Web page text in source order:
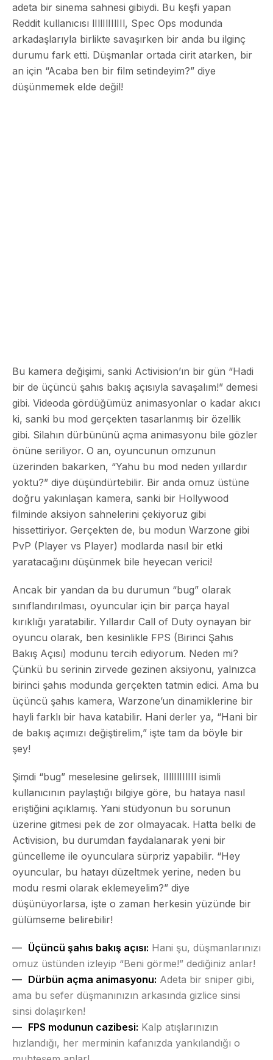
adeta bir sinema sahnesi gibiydi. Bu keşfi yapan
Reddit kullanıcısı lIllIlIIlIIl, Spec Ops modunda
arkadaşlarıyla birlikte savaşırken bir anda bu ilginç
durumu fark etti. Düşmanlar ortada cirit atarken, bir
an için “Acaba ben bir film setindeyim?” diye
düşünmemek elde değil!
Bu kamera değişimi, sanki Activision’ın bir gün “Hadi
bir de üçüncü şahıs bakış açısıyla savaşalım!” demesi
gibi. Videoda gördüğümüz animasyonlar o kadar akıcı
ki, sanki bu mod gerçekten tasarlanmış bir özellik
gibi. Silahın dürbününü açma animasyonu bile gözler
önüne seriliyor. O an, oyuncunun omzunun
üzerinden bakarken, “Yahu bu mod neden yıllardır
yoktu?” diye düşündürtebilir. Bir anda omuz üstüne
doğru yakınlaşan kamera, sanki bir Hollywood
filminde aksiyon sahnelerini çekiyoruz gibi
hissettiriyor. Gerçekten de, bu modun Warzone gibi
PvP (Player vs Player) modlarda nasıl bir etki
yaratacağını düşünmek bile heyecan verici!
Ancak bir yandan da bu durumun “bug” olarak
sınıflandırılması, oyuncular için bir parça hayal
kırıklığı yaratabilir. Yıllardır Call of Duty oynayan bir
oyuncu olarak, ben kesinlikle FPS (Birinci Şahıs
Bakış Açısı) modunu tercih ediyorum. Neden mi?
Çünkü bu serinin zirvede gezinen aksiyonu, yalnızca
birinci şahıs modunda gerçekten tatmin edici. Ama bu
üçüncü şahıs kamera, Warzone’un dinamiklerine bir
hayli farklı bir hava katabilir. Hani derler ya, “Hani bir
de bakış açımızı değiştirelim,” işte tam da böyle bir
şey!
Şimdi “bug” meselesine gelirsek, lIllIlIIlIIl isimli
kullanıcının paylaştığı bilgiye göre, bu hataya nasıl
eriştiğini açıklamış. Yani stüdyonun bu sorunun
üzerine gitmesi pek de zor olmayacak. Hatta belki de
Activision, bu durumdan faydalanarak yeni bir
güncelleme ile oyunculara sürpriz yapabilir. “Hey
oyuncular, bu hatayı düzeltmek yerine, neden bu
modu resmi olarak eklemeyelim?” diye
düşünüyorlarsa, işte o zaman herkesin yüzünde bir
gülümseme belirebilir!
Üçüncü şahıs bakış açısı: Hani şu, düşmanlarınızı
omuz üstünden izleyip “Beni görme!” dediğiniz anlar!
Dürbün açma animasyonu: Adeta bir sniper gibi,
ama bu sefer düşmanınızın arkasında gizlice sinsi
sinsi dolaşırken!
FPS modunun cazibesi: Kalp atışlarınızın
hızlandığı, her merminin kafanızda yankılandığı o